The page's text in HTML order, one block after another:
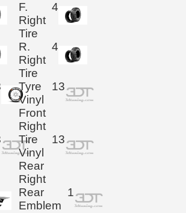
F.
Right
Tire
4
R.
Right
Tire
4
Tyre
Vinyl
Front
Right
13
Tire
Vinyl
Rear
Right
13
Rear
Emblem
1